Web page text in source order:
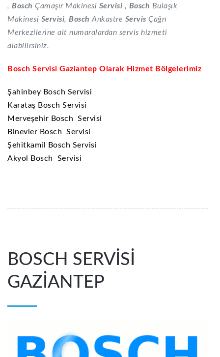
, Bosch Çamaşır Makinesi Servisi , Bosch Bulaşık
Makinesi Servisi, Bosch Ankastre Servis Çağrı
Merkezilerine ait numaralardan servis hizmeti
alabilirsiniz.
Bosch Servisi Gaziantep Olarak Hizmet Bölgelerimiz
Şahinbey Bosch Servisi
Karataş Bosch Servisi
Merveşehir Bosch Servisi
Binevler Bosch Servisi
Şehitkamil Bosch Servisi
Akyol Bosch Servisi
BOSCH SERVİSİ
GAZİANTEP